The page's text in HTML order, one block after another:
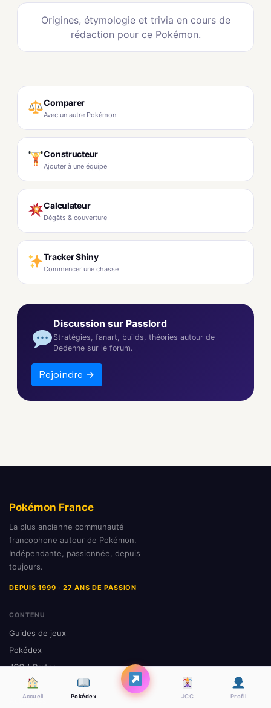
Origines, étymologie et trivia en cours de
rédaction pour ce Pokémon.
Comparer
Avec un autre Pokémon
Constructeur
Ajouter à une équipe
Calculateur
Dégâts & couverture
Tracker Shiny
Commencer une chasse
Discussion sur Passlord
Stratégies, fanart, builds, théories autour de
Dedenne sur le forum.
Rejoindre →
Accueil Pokédex JCC Profil
Pokémon France
La plus ancienne communauté
francophone autour de Pokémon.
Indépendante, passionnée, depuis
toujours.
DEPUIS 1999 · 27 ANS DE PASSION
CONTENU
Guides de jeux
Pokédex
JCC / Cartes
Animé
Actualités